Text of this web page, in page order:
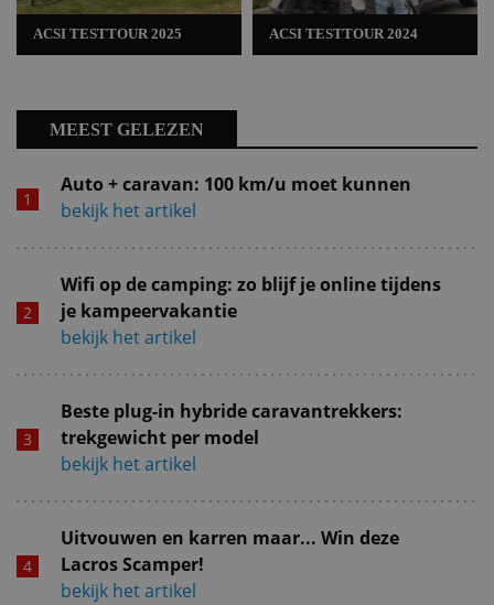
ACSI TESTTOUR 2025 ACSI TESTTOUR 2024
MEEST GELEZEN
Auto + caravan: 100 km/u moet kunnen
bekijk het artikel
Wifi op de camping: zo blijf je online tijdens
je kampeervakantie
bekijk het artikel
Beste plug-in hybride caravantrekkers:
trekgewicht per model
bekijk het artikel
Uitvouwen en karren maar... Win deze
Lacros Scamper!
bekijk het artikel